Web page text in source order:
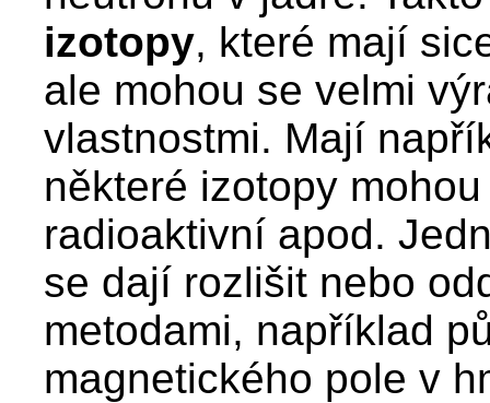
izotopy, které mají
ale mohou se velmi
vlastnostmi. Mají
některé izotopy
radioaktivní apod.
se dají rozlišit nebo
metodami, například
magnetického pole v